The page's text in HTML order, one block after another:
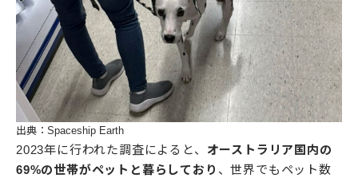
出典：Spaceship Earth
2023年に行われた調査によると、 オーストラリア国内の
69%の世帯がペットと暮らしており 、世界でもペット数